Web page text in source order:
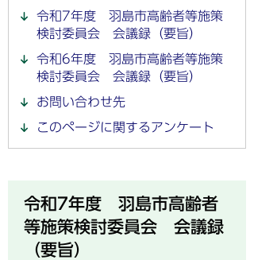
令和7年度 羽島市高齢者等施策
検討委員会 会議録（要旨）
令和6年度 羽島市高齢者等施策
検討委員会 会議録（要旨）
お問い合わせ先
このページに関するアンケート
令和7年度 羽島市高齢者
等施策検討委員会 会議録
（要旨）